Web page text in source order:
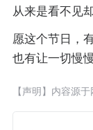
从来是看不见
愿这个节日，
也有让一切慢
【声明】内容源于